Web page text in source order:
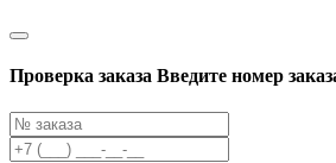
Проверка заказа Введите номер